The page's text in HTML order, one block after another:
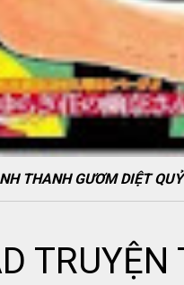
THANH GƯƠM DIỆT QUỶ